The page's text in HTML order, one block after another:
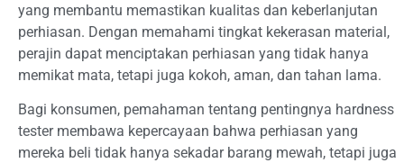
yang membantu memastikan kualitas dan keberlanjutan
perhiasan. Dengan memahami tingkat kekerasan material,
perajin dapat menciptakan perhiasan yang tidak hanya
memikat mata, tetapi juga kokoh, aman, dan tahan lama.
Bagi konsumen, pemahaman tentang pentingnya hardness
tester membawa kepercayaan bahwa perhiasan yang
mereka beli tidak hanya sekadar barang mewah, tetapi juga